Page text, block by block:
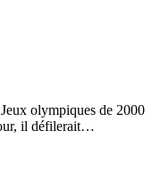
olympiques de 2000
il défilerait…